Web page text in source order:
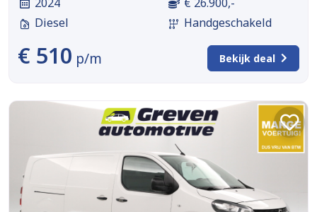
Diesel
Handgeschakeld
€ 510 p/m Bekijk deal